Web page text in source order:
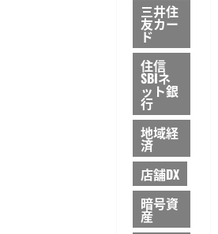
三井住
友カー
ド
住信
SBIネ
ット銀
行
地域経
済
店舗DX
暗号資
産